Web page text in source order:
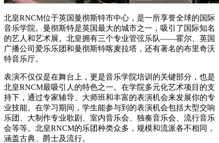
北皇RNCM位于英国曼彻斯特市中心，是一所享誉全球的国际
音乐学院。曼彻斯特是英国最大的城市之一，吸引了国际知名
的艺人和艺术展。北皇拥有三个专业管弦乐队——霍尔、英国
广播公司爱乐乐团和曼彻斯特喀麦拉塔，还有著名的布里奇沃
特音乐厅。
表演不仅仅是在舞台上，更是音乐学院培训的关键部分，也是
北皇RNCM最吸引人的特色之一。在学院多元化艺术项目的支
持下，通过专家辅导、大师班和丰富的表演机会来发展你的专
业技能。在学习期间，学生能参与到的表演机会包括大型交响
乐团、大制作专业歌剧、室内音乐会、独奏音乐会、流行音乐
会等等。北皇RNCM的乐团种类众多，规模和流派各不相同，
涵盖古典、爵士及流行。